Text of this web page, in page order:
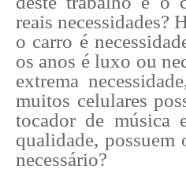
reais necessidades?
o carro é
os anos é luxo ou
extrema
muitos celulares
tocador de música
qualidade,
necessário?